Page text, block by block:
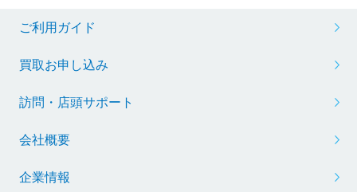
ご利用ガイド
買取お申し込み
訪問・店頭サポート
会社概要
企業情報